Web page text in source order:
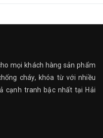
mọi khách hàng sản phẩm
cháy, khóa từ với nhiều
cạnh tranh bậc nhất tại Hải